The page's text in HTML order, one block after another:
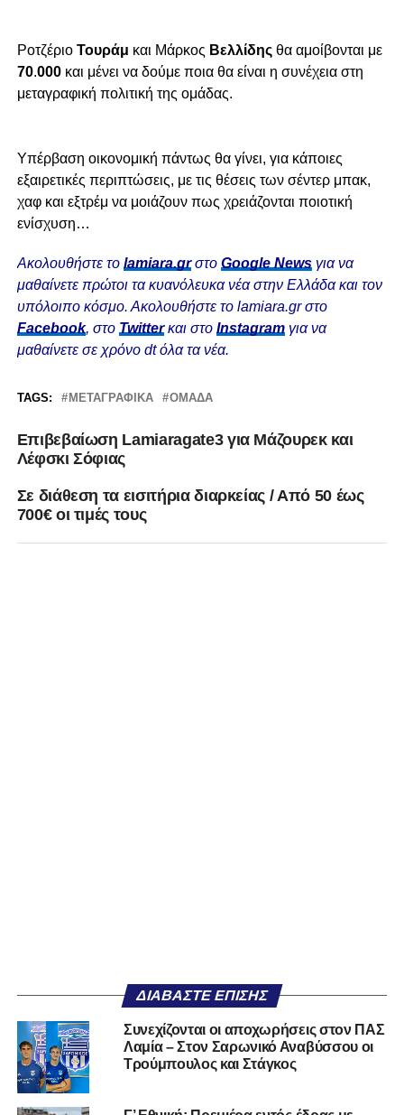
Ροτζέριο Τουράμ και Μάρκος Βελλίδης θα αμοίβονται με
70.000 και μένει να δούμε ποια θα είναι η συνέχεια στη
μεταγραφική πολιτική της ομάδας.
Υπέρβαση οικονομική πάντως θα γίνει, για κάποιες
εξαιρετικές περιπτώσεις, με τις θέσεις των σέντερ μπακ,
χαφ και εξτρέμ να μοιάζουν πως χρειάζονται ποιοτική
ενίσχυση…
Ακολουθήστε το lamiara.grστο Google Newsγια να
μαθαίνετε πρώτοι τα κυανόλευκα νέα στην Ελλάδα και τον
υπόλοιπο κόσμο. Ακολουθήστε το lamiara.gr στο
Facebook, στο Twitterκαι στο Instagram για να
μαθαίνετε σε χρόνο dt όλα τα νέα.
TAGS: ΜΕΤΑΓΡΑΦΙΚΆ ΟΜΆΔΑ
Eπιβεβαίωση Lamiaragate3 για Μάζουρεκ και
Λέφσκι Σόφιας
Σε διάθεση τα εισιτήρια διαρκείας / Από 50 έως
700€ οι τιμές τους
ΔΙΑΒΆΣΤΕ ΕΠΊΣΗΣ
Συνεχίζονται οι αποχωρήσεις στον ΠΑΣ
Λαμία – Στον Σαρωνικό Αναβύσσου οι
Τρούμπουλος και Στάγκος